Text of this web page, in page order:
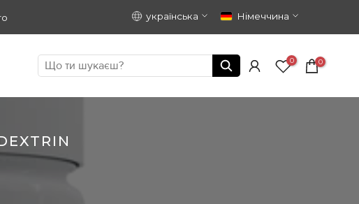
українська Німеччина
0 0